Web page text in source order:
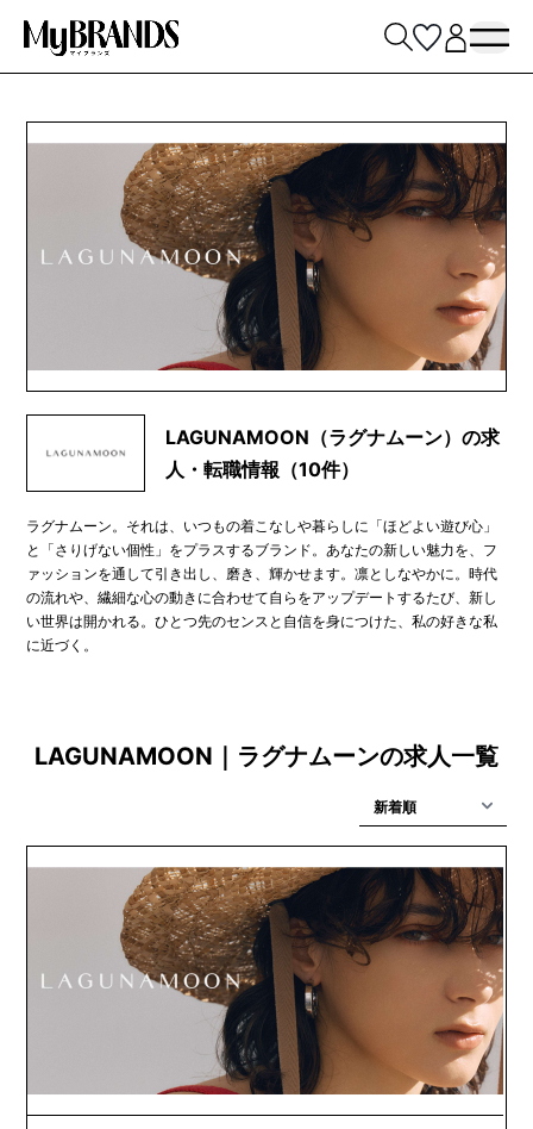
LAGUNAMOON（ラグナムーン）の求
人・転職情報（10件）
ラグナムーン。それは、いつもの着こなしや暮らしに「ほどよい遊び心」
と「さりげない個性」をプラスするブランド。あなたの新しい魅力を、フ
ァッションを通して引き出し、磨き、輝かせます。凛としなやかに。時代
の流れや、繊細な心の動きに合わせて自らをアップデートするたび、新し
い世界は開かれる。ひとつ先のセンスと自信を身につけた、私の好きな私
に近づく。
LAGUNAMOON｜ラグナムーンの求人一覧